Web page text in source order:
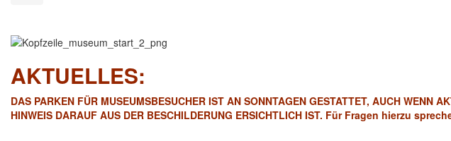
AKTUELLES:
DAS PARKEN FÜR MUSEUMSBESUCHER IST AN SONNTAGEN GESTATTET, AUCH WENN
HINWEIS DARAUF AUS DER BESCHILDERUNG ERSICHTLICH IST. Für Fragen hierzu